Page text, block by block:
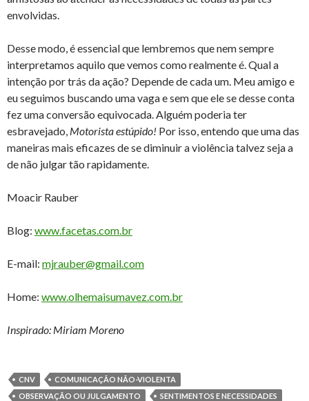
envolvidas.
Desse modo, é essencial que lembremos que nem sempre
interpretamos aquilo que vemos como realmente é. Qual a
intenção por trás da ação? Depende de cada um. Meu amigo e
eu seguimos buscando uma vaga e sem que ele se desse conta
fez uma conversão equivocada. Alguém poderia ter
esbravejado, Motorista estúpido! Por isso, entendo que uma das
maneiras mais eficazes de se diminuir a violência talvez seja a
de não julgar tão rapidamente.
Moacir Rauber
Blog: www.facetas.com.br
E-mail: mjrauber@gmail.com
Home: www.olhemaisumavez.com.br
Inspirado: Miriam Moreno
CNV
COMUNICAÇÃO NÃO-VIOLENTA
OBSERVAÇÃO OU JULGAMENTO
SENTIMENTOS E NECESSIDADES